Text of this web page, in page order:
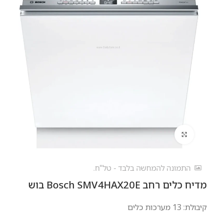
לחץ להגדלה
התמונה להמחשה בלבד - טל"ח.
מדיח כלים ‏רחב Bosch SMV4HAX20E בוש
קיבולת: 13 מערכות כלים